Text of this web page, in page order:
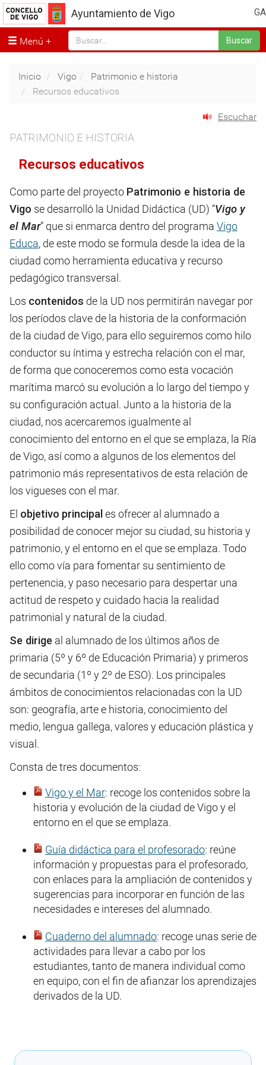
GA
Ayuntamiento de Vigo
Menú Buscar
Inicio Vigo
Patrimonio e historia
Recursos educativos
Escuchar
PATRIMONIO E HISTORIA
Recursos educativos
Como parte del proyecto Patrimonio e historia de
Vigo se desarrolló la Unidad Didáctica (UD) “Vigo y
el Mar” que si enmarca dentro del programa Vigo
Educa, de este modo se formula desde la idea de la
ciudad como herramienta educativa y recurso
pedagógico transversal.
Los contenidos de la UD nos permitirán navegar por
los períodos clave de la historia de la conformación
de la ciudad de Vigo, para ello seguiremos como hilo
conductor su íntima y estrecha relación con el mar,
de forma que conoceremos como esta vocación
marítima marcó su evolución a lo largo del tiempo y
su configuración actual. Junto a la historia de la
ciudad, nos acercaremos igualmente al
conocimiento del entorno en el que se emplaza, la Ría
de Vigo, así como a algunos de los elementos del
patrimonio más representativos de esta relación de
los vigueses con el mar.
El objetivo principal es ofrecer al alumnado a
posibilidad de conocer mejor su ciudad, su historia y
patrimonio, y el entorno en el que se emplaza. Todo
ello como vía para fomentar su sentimiento de
pertenencia, y paso necesario para despertar una
actitud de respeto y cuidado hacia la realidad
patrimonial y natural de la ciudad.
Se dirige al alumnado de los últimos años de
primaria (5º y 6º de Educación Primaria) y primeros
de secundaria (1º y 2º de ESO). Los principales
ámbitos de conocimientos relacionadas con la UD
son: geografía, arte e historia, conocimiento del
medio, lengua gallega, valores y educación plástica y
visual.
Consta de tres documentos:
Vigo y el Mar: recoge los contenidos sobre la
historia y evolución de la ciudad de Vigo y el
entorno en el que se emplaza.
Guía didáctica para el profesorado: reúne
información y propuestas para el profesorado,
con enlaces para la ampliación de contenidos y
sugerencias para incorporar en función de las
necesidades e intereses del alumnado.
Cuaderno del alumnado: recoge unas serie de
actividades para llevar a cabo por los
estudiantes, tanto de manera individual como
en equipo, con el fin de afianzar los aprendizajes
derivados de la UD.